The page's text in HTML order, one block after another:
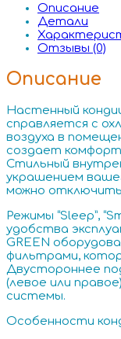
Описание
Детали
Отзывы (0)
Описание
Настенный
справляется с
воздуха в
создает
Стильный
украшением
можно
Режимы “Sleep”,
удобства
GREEN
фильтрами,
Двустороннее
(левое или
системы.
Особенности